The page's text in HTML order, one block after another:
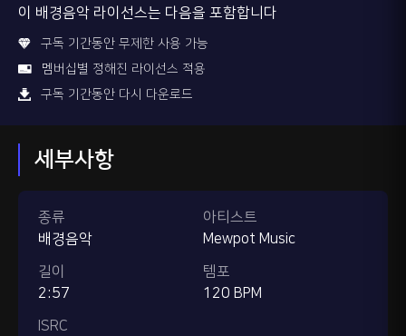
이 배경음악 라이선스는 다음을 포함합니다
구독 기간동안 무제한 사용 가능
멤버십별 정해진 라이선스 적용
구독 기간동안 다시 다운로드
세부사항
종류
배경음악
길이
2:57
ISRC
아티스트
Mewpot Music
템포
120 BPM